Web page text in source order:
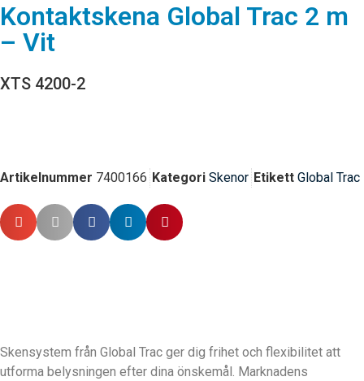
Kontaktskena Global Trac 2 m
– Vit
XTS 4200-2
Artikelnummer 7400166 Kategori Skenor Etikett Global Trac
Skensystem från Global Trac ger dig frihet och flexibilitet att
utforma belysningen efter dina önskemål. Marknadens